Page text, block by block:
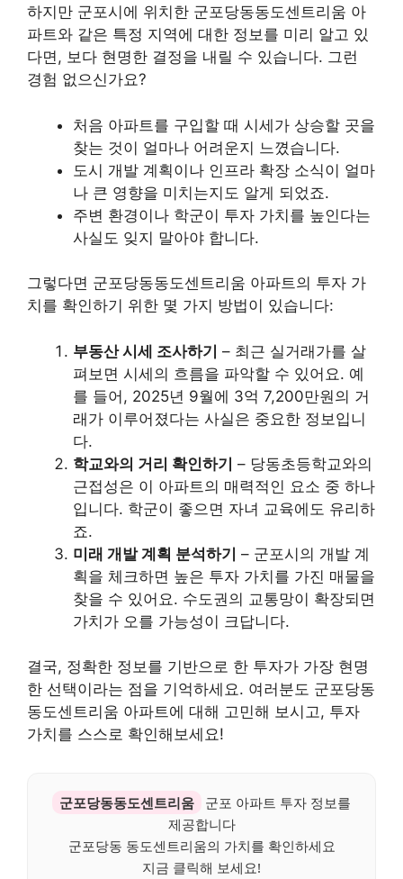
하지만 군포시에 위치한 군포당동동도센트리움 아
파트와 같은 특정 지역에 대한 정보를 미리 알고 있
다면, 보다 현명한 결정을 내릴 수 있습니다. 그런
경험 없으신가요?
처음 아파트를 구입할 때 시세가 상승할 곳을
찾는 것이 얼마나 어려운지 느꼈습니다.
도시 개발 계획이나 인프라 확장 소식이 얼마
나 큰 영향을 미치는지도 알게 되었죠.
주변 환경이나 학군이 투자 가치를 높인다는
사실도 잊지 말아야 합니다.
그렇다면 군포당동동도센트리움 아파트의 투자 가
치를 확인하기 위한 몇 가지 방법이 있습니다:
부동산 시세 조사하기 – 최근 실거래가를 살
펴보면 시세의 흐름을 파악할 수 있어요. 예
를 들어, 2025년 9월에 3억 7,200만원의 거
래가 이루어졌다는 사실은 중요한 정보입니
다.
학교와의 거리 확인하기 – 당동초등학교와의
근접성은 이 아파트의 매력적인 요소 중 하나
입니다. 학군이 좋으면 자녀 교육에도 유리하
죠.
미래 개발 계획 분석하기 – 군포시의 개발 계
획을 체크하면 높은 투자 가치를 가진 매물을
찾을 수 있어요. 수도권의 교통망이 확장되면
가치가 오를 가능성이 크답니다.
결국, 정확한 정보를 기반으로 한 투자가 가장 현명
한 선택이라는 점을 기억하세요. 여러분도 군포당동
동도센트리움 아파트에 대해 고민해 보시고, 투자
가치를 스스로 확인해보세요!
군포당동동도센트리움
군포 아파트 투자 정보를
제공합니다
군포당동 동도센트리움의 가치를 확인하세요
지금 클릭해 보세요!